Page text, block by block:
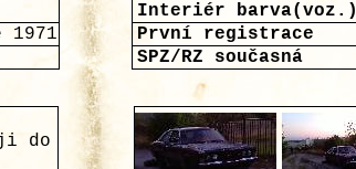
Interiér barva(voz.)
1971 První registrace
SPZ/RZ současná
do